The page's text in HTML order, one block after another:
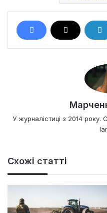
У журналістиці з 2014
Схожі статті